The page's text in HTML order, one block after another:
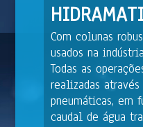
Com colunas
usados na
Todas as
realizadas
pneumáticas, em
caudal de água